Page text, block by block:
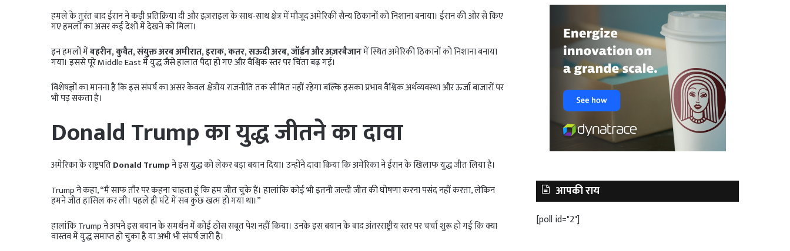
हमले के तुरंत बाद ईरान ने कड़ी प्रतिक्रिया दी और इज़राइल के साथ-साथ क्षेत्र में मौजूद अमेरिकी सैन्य ठिकानों को निशाना बनाया। ईरान की ओर से किए
गए हमलों का असर कई देशों में देखने को मिला।
इन हमलों मेंबहरीन, कुवैत, संयुक्त अरब अमीरात, इराक, कतर, सऊदी अरब, जॉर्डन और अज़रबैजानमें स्थित अमेरिकी ठिकानों को निशाना बनाया
गया। इससे पूरे Middle East में युद्ध जैसे हालात पैदा हो गए और वैश्विक स्तर पर चिंता बढ़ गई।
विशेषज्ञों का मानना है कि इस संघर्ष का असर केवल क्षेत्रीय राजनीति तक सीमित नहीं रहेगा बल्कि इसका प्रभाव वैश्विक अर्थव्यवस्था और ऊर्जा बाजारों पर
भी पड़ सकता है।
Donald Trump का युद्ध जीतने का दावा
अमेरिका के राष्ट्रपतिDonald Trumpने इस युद्ध को लेकर बड़ा बयान दिया। उन्होंने दावा किया कि अमेरिका ने ईरान के खिलाफ युद्ध जीत लिया है।
Trump ने कहा, “मैं साफ तौर पर कहना चाहता हूं कि हम जीत चुके हैं। हालांकि कोई भी इतनी जल्दी जीत की घोषणा करना पसंद नहीं करता, लेकिन
हमने जीत हासिल कर ली। पहले ही घंटे में सब कुछ खत्म हो गया था।”
हालांकि Trump ने अपने इस बयान के समर्थन में कोई ठोस सबूत पेश नहीं किया। उनके इस बयान के बाद अंतरराष्ट्रीय स्तर पर चर्चा शुरू हो गई कि क्या
वास्तव में युद्ध समाप्त हो चुका है या अभी भी संघर्ष जारी है।
आपकी राय
[poll id="2"]